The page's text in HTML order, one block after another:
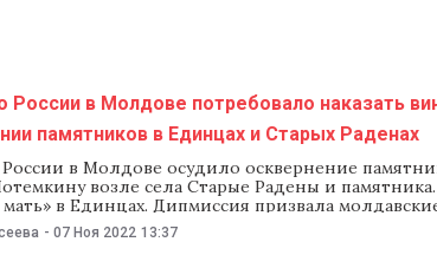
России в Молдове потребовало наказать
памятников в Единцах и Старых Раденах
в Молдове осудило осквернение
возле села Старые Радены и памятника
в Единцах. Дипмиссия призвала
инцидент и наказать виновных. «Варварские
в отношении мемориальных комплексов в
- 07 Ноя 2022 13:37